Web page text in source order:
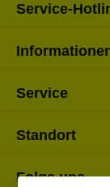
Service-
Service
Standort
Folge uns